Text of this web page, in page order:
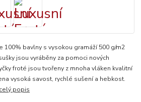
100% bavlny s vysokou gramáží 500 g/m2
jsou vyráběny za pomoci nových
froté jsou tvořeny z mnoha vláken kvalitní
vysoká savost, rychlé sušení a hebkost.
celý popis